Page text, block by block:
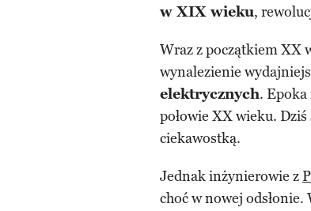
w XIX wieku,
Wraz z początkiem XX
wynalezienie
elektrycznych.
połowie XX wieku.
ciekawostką.
Jednak inżynierowie z
choć w nowej